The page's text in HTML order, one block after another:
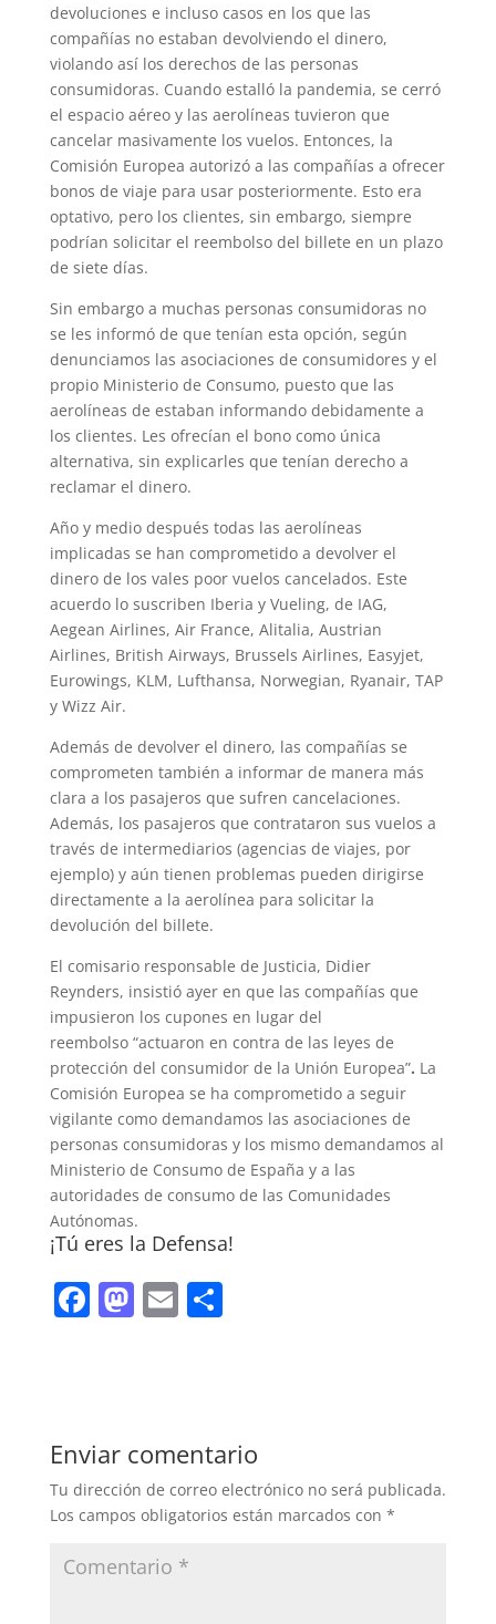
devoluciones e incluso casos en los que las
compañías no estaban devolviendo el dinero,
violando así los derechos de las personas
consumidoras. Cuando estalló la pandemia, se cerró
el espacio aéreo y las aerolíneas tuvieron que
cancelar masivamente los vuelos. Entonces, la
Comisión Europea autorizó a las compañías a ofrecer
bonos de viaje para usar posteriormente. Esto era
optativo, pero los clientes, sin embargo, siempre
podrían solicitar el reembolso del billete en un plazo
de siete días.
Sin embargo a muchas personas consumidoras no
se les informó de que tenían esta opción, según
denunciamos las asociaciones de consumidores y el
propio Ministerio de Consumo, puesto que las
aerolíneas de estaban informando debidamente a
los clientes. Les ofrecían el bono como única
alternativa, sin explicarles que tenían derecho a
reclamar el dinero.
Año y medio después todas las aerolíneas
implicadas se han comprometido a devolver el
dinero de los vales poor vuelos cancelados. Este
acuerdo lo suscriben Iberia y Vueling, de IAG,
Aegean Airlines, Air France, Alitalia, Austrian
Airlines, British Airways, Brussels Airlines, Easyjet,
Eurowings, KLM, Lufthansa, Norwegian, Ryanair, TAP
y Wizz Air.
Además de devolver el dinero, las compañías se
comprometen también a informar de manera más
clara a los pasajeros que sufren cancelaciones.
Además, los pasajeros que contrataron sus vuelos a
través de intermediarios (agencias de viajes, por
ejemplo) y aún tienen problemas pueden dirigirse
directamente a la aerolínea para solicitar la
devolución del billete.
El comisario responsable de Justicia, Didier
Reynders, insistió ayer en que las compañías que
impusieron los cupones en lugar del
reembolso “actuaron en contra de las leyes de
protección del consumidor de la Unión Europea”. La
Comisión Europea se ha comprometido a seguir
vigilante como demandamos las asociaciones de
personas consumidoras y los mismo demandamos al
Ministerio de Consumo de España y a las
autoridades de consumo de las Comunidades
Autónomas.
¡Tú eres la Defensa!
F
b
o
o
M
d
o
n
E C
ar
tir
Enviar comentario
Tu dirección de correo electrónico no será publicada.
Los campos obligatorios están marcados con *